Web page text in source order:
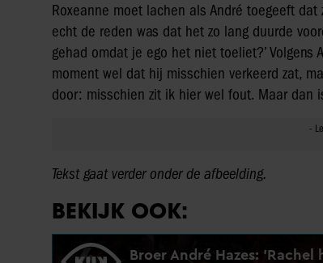
Roxeanne moet lachen als André toegeeft
echt de reden was dat het zo lang duurde
gehad omdat je ego het niet toeliet?’
moment wel dat hij misschien verkeerd zat,
door: misschien zit ik hier wel fout. Maar dan
Tekst gaat verder onder de afbeelding.
BEKIJK OOK: